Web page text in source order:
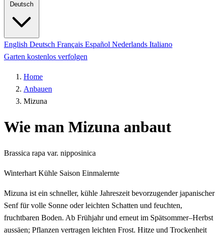
Deutsch
English Deutsch Français Español Nederlands Italiano
Garten kostenlos verfolgen
Home
Anbauen
Mizuna
Wie man Mizuna anbaut
Brassica rapa var. nipposinica
Winterhart Kühle Saison Einmalernte
Mizuna ist ein schneller, kühle Jahreszeit bevorzugender japanischer
Senf für volle Sonne oder leichten Schatten und feuchten,
fruchtbaren Boden. Ab Frühjahr und erneut im Spätsommer–Herbst
aussäen; Pflanzen vertragen leichten Frost. Hitze und Trockenheit